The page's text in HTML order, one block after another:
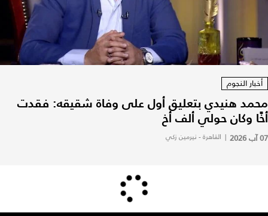
أخبار النجوم
محمد هنيدي بتعليق أول على وفاة شقيقه: فقدت
أخًا وكان حولي ألف أخ
07 آب 2026 | القاهرة - نيرمين زكي